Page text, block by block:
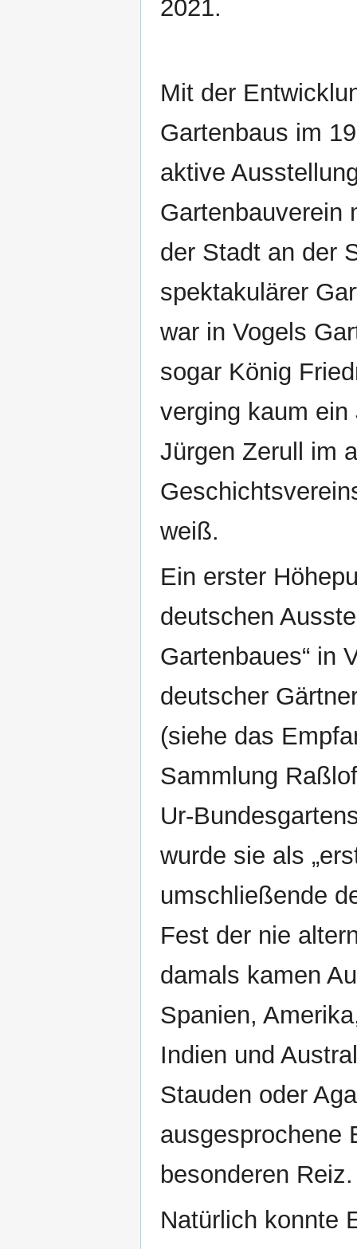
2021.
Mit der
Gartenbaus im
aktive
Gartenbauverein
der Stadt an der
spektakulärer
war in Vogels
sogar König
verging kaum
Jürgen Zerull im
weiß.
Ein erster
deutschen
Gartenbaues“ in
deutscher
(siehe das
Sammlung
Ur-
wurde sie als
umschließende
Fest der nie
damals kamen
Spanien,
Indien und
Stauden oder
ausgesprochene
besonderen Reiz.
Natürlich konnte